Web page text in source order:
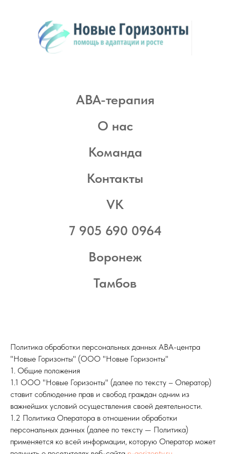
ABA-терапия
О нас
Команда
Контакты
VK
7 905 690 0964
Воронеж
Тамбов
Политика обработки персональных данных АВА-центра
"Новые Горизонты" (ООО "Новые Горизонты"
1. Общие положения
1.1 ООО "Новые Горизонты" (далее по тексту – Оператор)
ставит соблюдение прав и свобод граждан одним из
важнейших условий осуществления своей деятельности.
1.2 Политика Оператора в отношении обработки
персональных данных (далее по тексту — Политика)
применяется ко всей информации, которую Оператор может